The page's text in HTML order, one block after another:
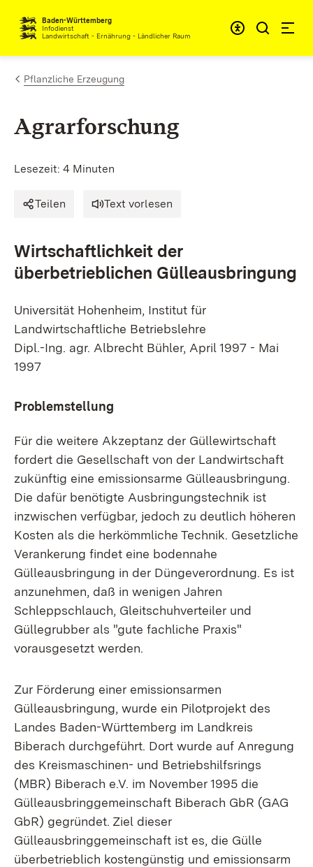
Zum Inhalt springen
Baden-Württemberg
Infodienst
Landwirtschaft - Ernährung - Ländlicher Raum
Pflanzliche Erzeugung
Agrarforschung
Lesezeit: 4 Minuten
Teilen Text vorlesen
Wirtschaftlichkeit der
überbetrieblichen Gülleausbringung
Universität Hohenheim, Institut für
Landwirtschaftliche Betriebslehre
Dipl.-Ing. agr. Albrecht Bühler, April 1997 - Mai
1997
Problemstellung
Für die weitere Akzeptanz der Güllewirtschaft
fordert die Gesellschaft von der Landwirtschaft
zukünftig eine emissionsarme Gülleausbringung.
Die dafür benötigte Ausbringungstechnik ist
inzwischen verfügbar, jedoch zu deutlich höheren
Kosten als die herkömmliche Technik. Gesetzliche
Verankerung findet eine bodennahe
Gülleausbringung in der Düngeverordnung. Es ist
anzunehmen, daß in wenigen Jahren
Schleppschlauch, Gleitschuhverteiler und
Güllegrubber als "gute fachliche Praxis"
vorausgesetzt werden.
Zur Förderung einer emissionsarmen
Gülleausbringung, wurde ein Pilotprojekt des
Landes Baden-Württemberg im Landkreis
Biberach durchgeführt. Dort wurde auf Anregung
des Kreismaschinen- und Betriebshilfsrings
(MBR) Biberach e.V. im November 1995 die
Gülleausbringgemeinschaft Biberach GbR (GAG
GbR) gegründet. Ziel dieser
Gülleausbringgemeinschaft ist es, die Gülle
überbetrieblich kostengünstig und emissionsarm